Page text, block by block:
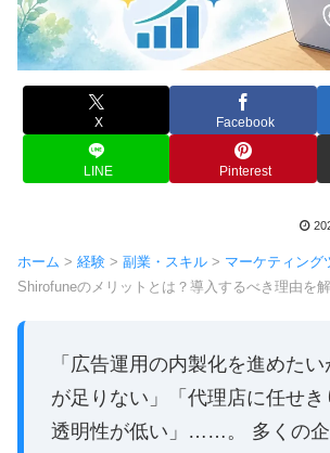
X Facebook
LINE Pinterest
ホーム > 経験 > 副業・スキル > マーケティング
Shirofuneのメリットとは？導入するべき理由を
「広告運用の内製化を進めた
が足りない」「代理店に任せ
透明性が低い」……。 多くの企